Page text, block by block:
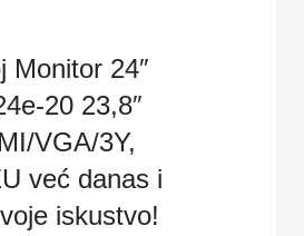
Monitor 24″
20 23,8″
VGA/3Y,
već danas i
iskustvo!